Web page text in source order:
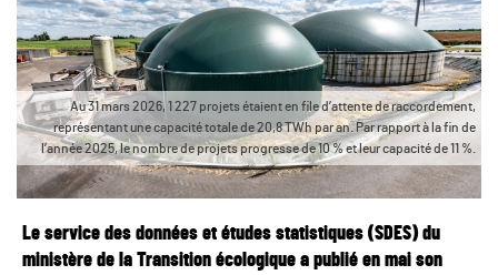
Au 31 mars 2026, 1 227 projets étaient en file d’attente de raccordement,
représentant une capacité totale de 20,8 TWh par an. Par rapport à la fin de
l’année 2025, le nombre de projets progresse de 10 % et leur capacité de 11 %.
Le service des données et études statistiques (SDES) du
ministère de la Transition écologique a publié en mai son